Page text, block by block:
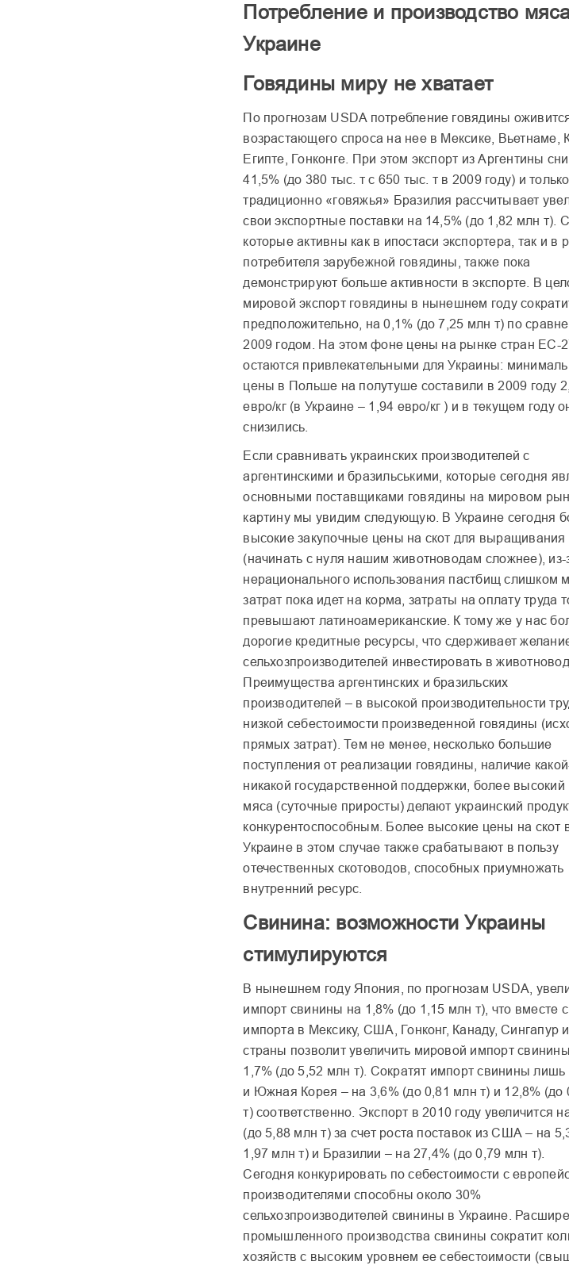
Потребление и производство
Украине
Говядины миру не хватает
По прогнозам USDA потребление говядины
возрастающего спроса на нее в Мексике, Вьетнаме,
Египте, Гонконге. При этом экспорт из Аргентины
41,5% (до 380 тыс. т с 650 тыс. т в 2009 году) и только
традиционно «говяжья» Бразилия рассчитывает
свои экспортные поставки на 14,5% (до 1,82 млн т).
которые активны как в ипостаси экспортера, так и в
потребителя зарубежной говядины, также пока
демонстрируют больше активности в экспорте. В
мировой экспорт говядины в нынешнем году
предположительно, на 0,1% (до 7,25 млн т) по
2009 годом. На этом фоне цены на рынке стран ЕС-
остаются привлекательными для Украины:
цены в Польше на полутуше составили в 2009 году
евро/кг (в Украине – 1,94 евро/кг ) и в текущем году
снизились.
Если сравнивать украинских производителей с
аргентинскими и бразильськими, которые сегодня
основными поставщиками говядины на мировом
картину мы увидим следующую. В Украине сегодня
высокие закупочные цены на скот для выращивания
(начинать с нуля нашим животноводам сложнее), из-
нерационального использования пастбищ слишком
затрат пока идет на корма, затраты на оплату труда
превышают латиноамериканские. К тому же у нас
дорогие кредитные ресурсы, что сдерживает
сельхозпроизводителей инвестировать в
Преимущества аргентинских и бразильских
производителей – в высокой производительности
низкой себестоимости произведенной говядины
прямых затрат). Тем не менее, несколько большие
поступления от реализации говядины, наличие
никакой государственной поддержки, более
мяса (суточные приросты) делают украинский
конкурентоспособным. Более высокие цены на скот
Украине в этом случае также срабатывают в пользу
отечественных скотоводов, способных приумножать
внутренний ресурс.
Свинина: возможности Украины
стимулируются
В нынешнем году Япония, по прогнозам USDA,
импорт свинины на 1,8% (до 1,15 млн т), что вместе
импорта в Мексику, США, Гонконг, Канаду, Сингапур
страны позволит увеличить мировой импорт
1,7% (до 5,52 млн т). Сократят импорт свинины лишь
и Южная Корея – на 3,6% (до 0,81 млн т) и 12,8% (до
т) соответственно. Экспорт в 2010 году увеличится
(до 5,88 млн т) за счет роста поставок из США – на
1,97 млн т) и Бразилии – на 27,4% (до 0,79 млн т).
Сегодня конкурировать по себестоимости с
производителями способны около 30%
сельхозпроизводителей свинины в Украине.
промышленного производства свинины сократит
хозяйств с высоким уровнем ее себестоимости
КВІТЕНЬ 2026